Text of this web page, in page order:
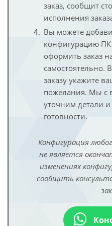
заказ, сообщит
исполнения
Вы можете
конфигурацию
оформить заказ
самостоятельно.
заказу укажите
пожелания. Мы с
уточним детали
готовности.
Конфигурация
не является
изменениях
сообщить